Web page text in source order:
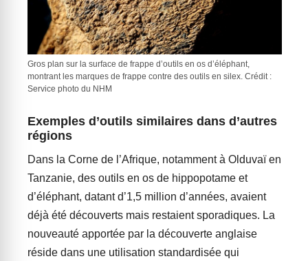
Gros plan sur la surface de frappe d’outils en os d’éléphant,
montrant les marques de frappe contre des outils en silex. Crédit :
Service photo du NHM
Exemples d’outils similaires dans d’autres
régions
Dans la Corne de l’Afrique, notamment à Olduvaï en
Tanzanie, des outils en os de hippopotame et
d’éléphant, datant d’1,5 million d’années, avaient
déjà été découverts mais restaient sporadiques. La
nouveauté apportée par la découverte anglaise
réside dans une utilisation standardisée qui